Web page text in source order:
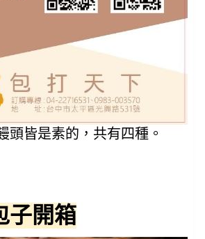
頭皆是素的，共有四種。
子開箱